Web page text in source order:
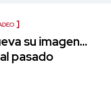
su imagen…
pasado